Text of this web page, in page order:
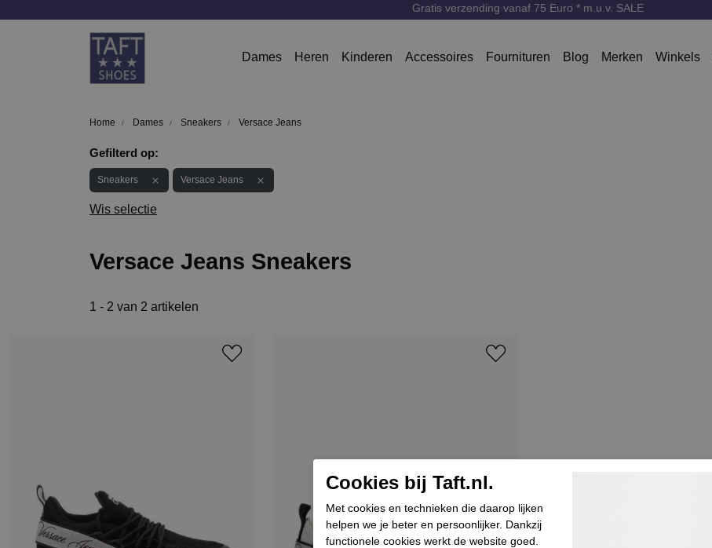
Gratis verzending vanaf 75 Euro * m.u.v. SALE
Dames Heren Kinderen Accessoires Fournituren Blog Merken Winkels
Home Dames Sneakers Versace Jeans
Gefilterd op:
Sneakers Versace Jeans
Wis selectie
Versace Jeans Sneakers
1 - 2 van 2 artikelen
Cookies bij Taft.nl.
Met cookies en technieken die daarop lijken
helpen we je beter en persoonlijker. Dankzij
functionele cookies werkt de website goed.